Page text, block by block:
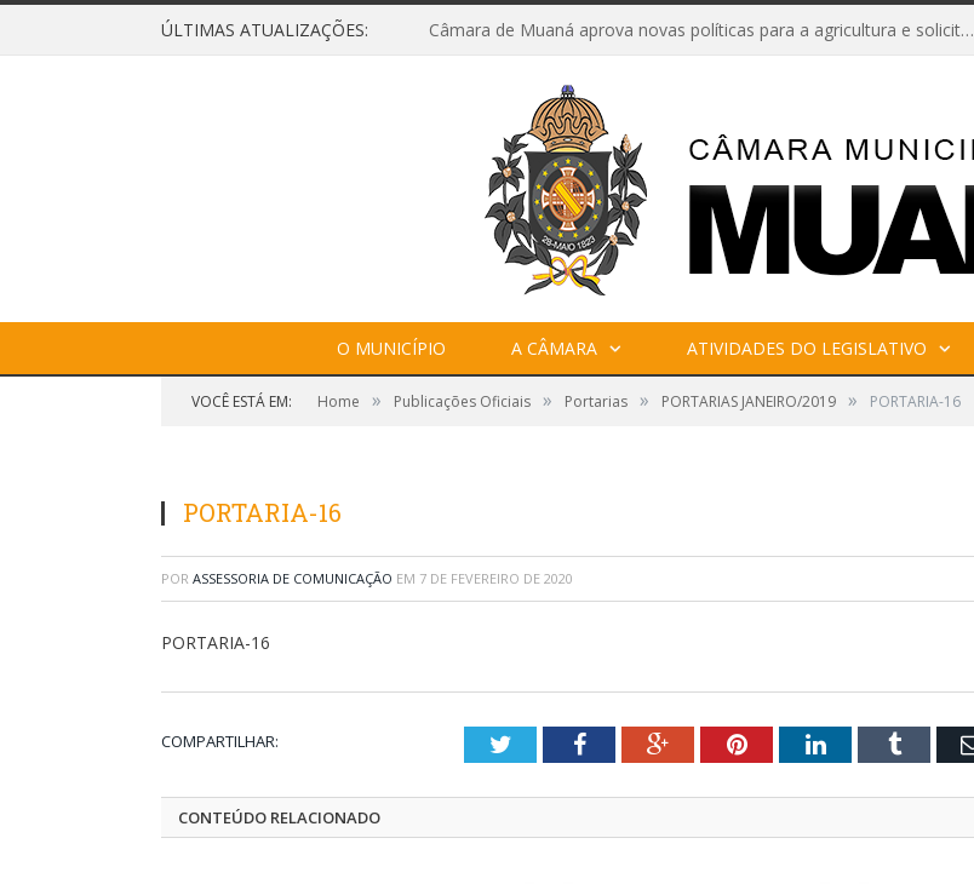
ÚLTIMAS ATUALIZAÇÕES: Câmara de Muaná aprova novas políticas para a agricultura e solicita reforma da Ponte do Reduto
O MUNICÍPIO A CÂMARA ATIVIDADES DO LEGISLATIVO
VOCÊ ESTÁ EM: Home » Publicações Oficiais » Portarias » PORTARIAS JANEIRO/2019 » PORTARIA-16
PORTARIA-16
POR ASSESSORIA DE COMUNICAÇÃO EM 7 DE FEVEREIRO DE 2020
PORTARIA-16
COMPARTILHAR: TwitterFacebookGoogle+PinterestLinkedInTumblr
CONTEÚDO RELACIONADO